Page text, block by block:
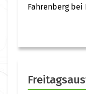
Fahrenberg